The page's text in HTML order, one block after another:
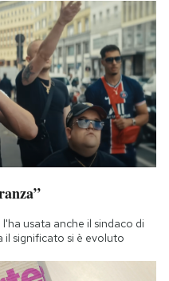
usata anche il sindaco di
il significato si è evoluto